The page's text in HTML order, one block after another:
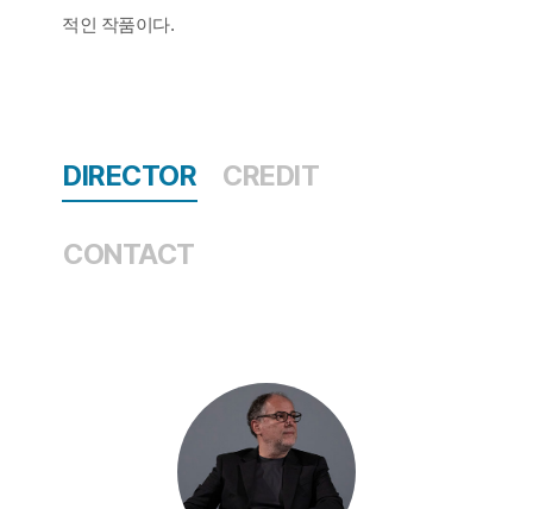
적인 작품이다.
DIRECTOR CREDIT
CONTACT